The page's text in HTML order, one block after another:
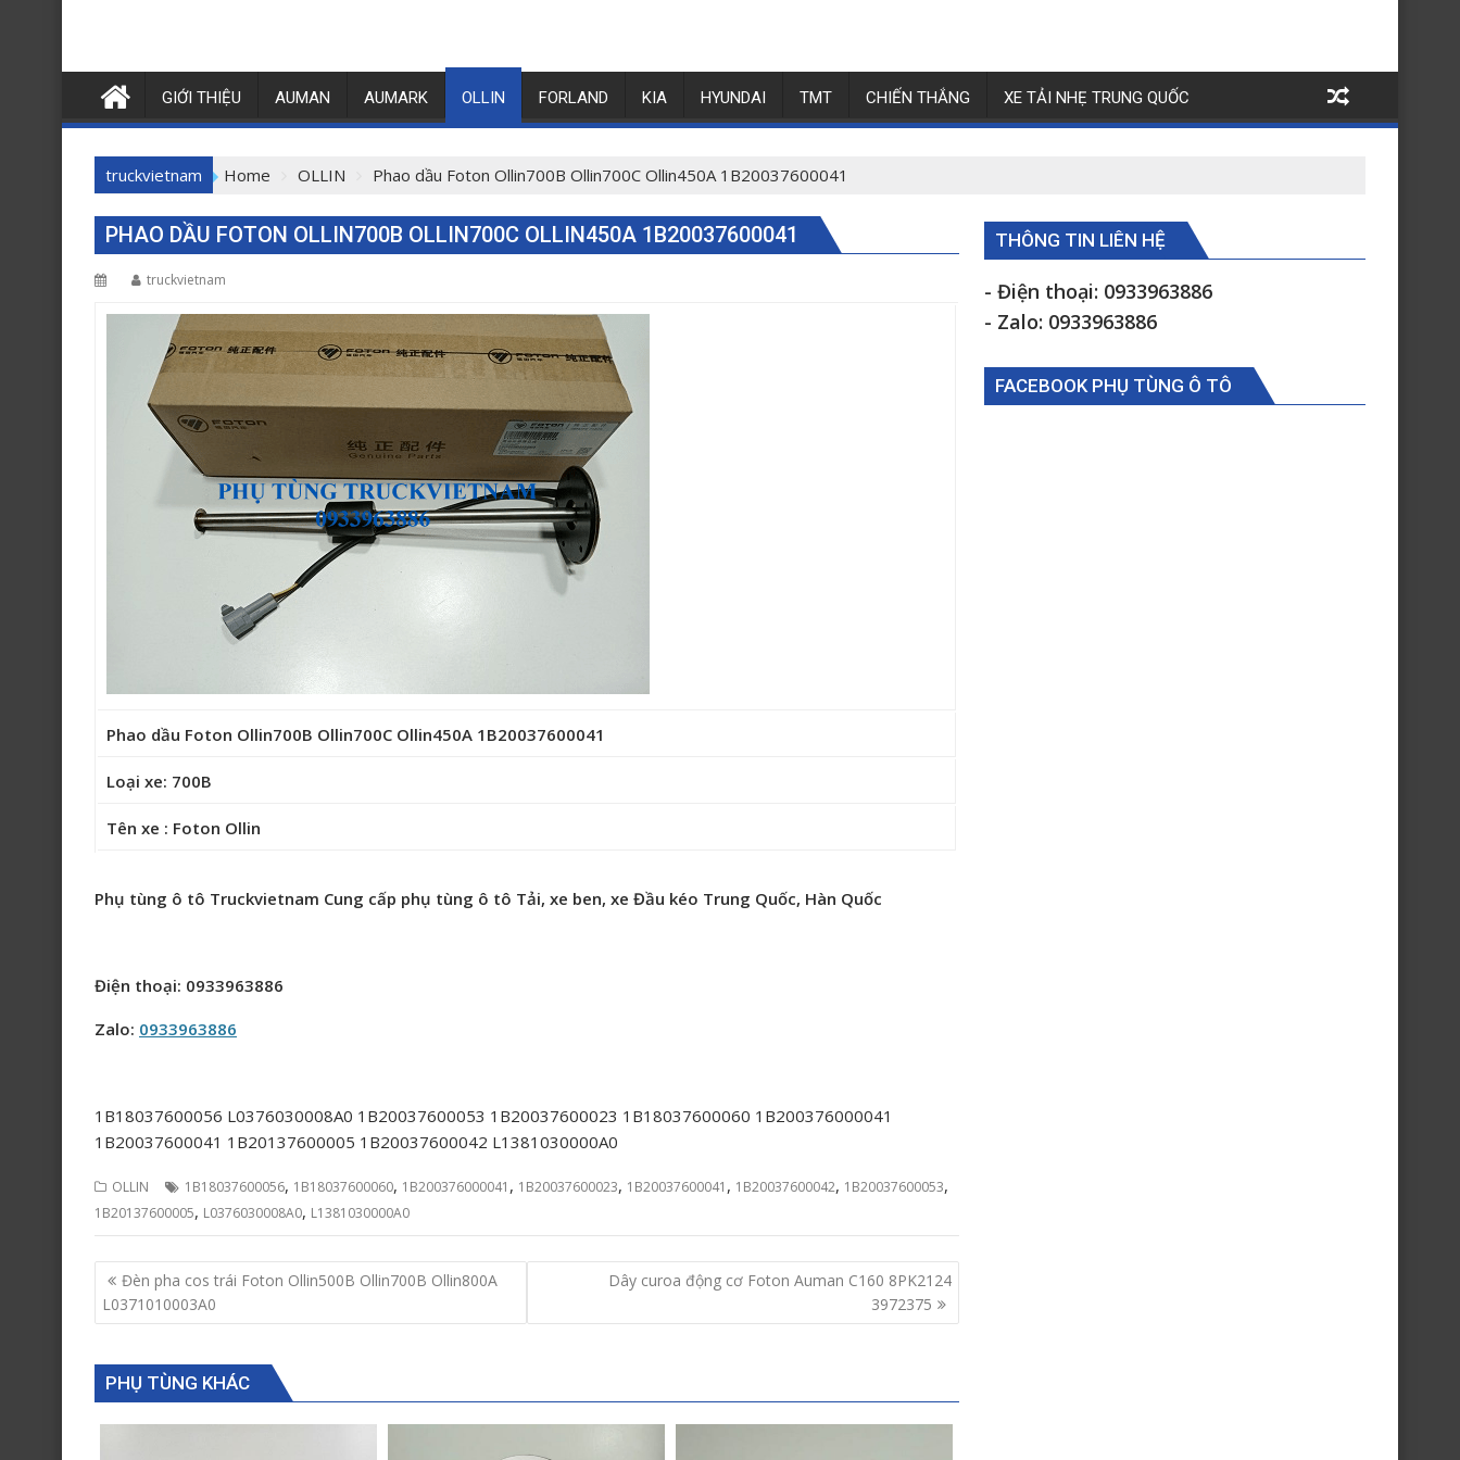
GIỚI THIỆU AUMAN AUMARK OLLIN FORLAND KIA HYUNDAI TMT CHIẾN THẮNG XE TẢI NHẸ TRUNG QUỐC
truckvietnam Home OLLIN Phao dầu Foton Ollin700B Ollin700C Ollin450A 1B20037600041
PHAO DẦU FOTON OLLIN700B OLLIN700C OLLIN450A 1B20037600041
truckvietnam
Phao dầu Foton Ollin700B Ollin700C Ollin450A 1B20037600041
Loại xe: 700B
Tên xe : Foton Ollin
Phụ tùng ô tô Truckvietnam Cung cấp phụ tùng ô tô Tải, xe ben, xe Đầu kéo Trung Quốc, Hàn Quốc
Điện thoại: 0933963886
Zalo: 0933963886
1B18037600056 L0376030008A0 1B20037600053 1B20037600023 1B18037600060 1B200376000041
1B20037600041 1B20137600005 1B20037600042 L1381030000A0
OLLIN 1B18037600056, 1B18037600060, 1B200376000041 , 1B20037600023, 1B20037600041 , 1B20037600042, 1B20037600053,
1B20137600005, L0376030008A0, L1381030000A0
Post
navigation
Đèn pha cos trái Foton Ollin500B Ollin700B Ollin800A
L0371010003A0
Dây curoa động cơ Foton Auman C160 8PK2124
3972375
PHỤ TÙNG KHÁC
THÔNG TIN LIÊN HỆ
- Điện thoại: 0933963886
- Zalo: 0933963886
FACEBOOK PHỤ TÙNG Ô TÔ